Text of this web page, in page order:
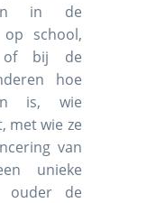
in de
school,
of bij de
hoe
is, wie
met wie ze
van
unieke
ouder de